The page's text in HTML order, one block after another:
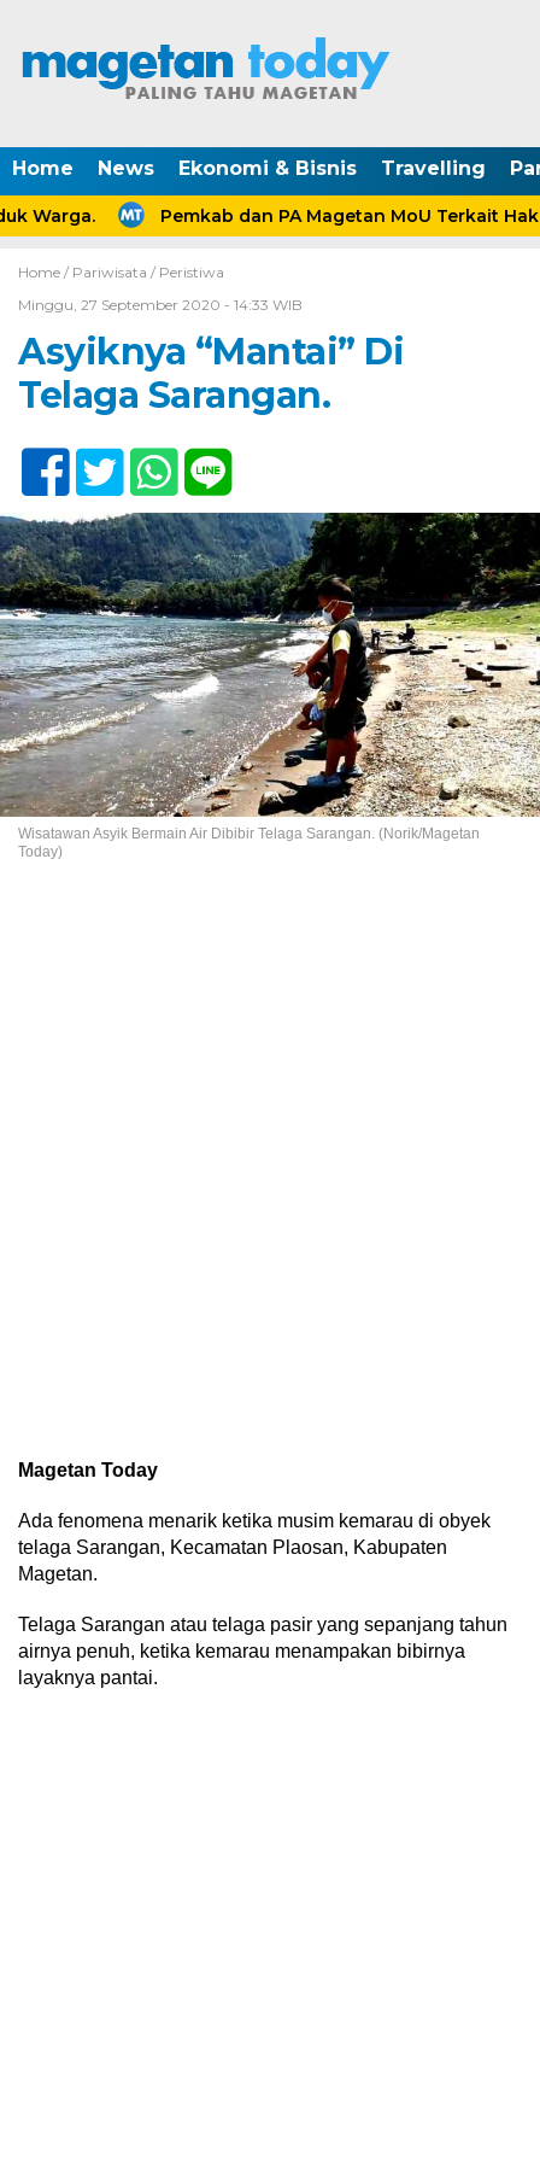
Home News Ekonomi & Bisnis Travelling
Warga. Pemkab dan PA Magetan MoU Terkait Hak
Home / Pariwisata / Peristiwa
Minggu, 27 September 2020 - 14:33 WIB
Asyiknya “Mantai” Di
Telaga Sarangan.
Wisatawan Asyik Bermain Air Dibibir Telaga Sarangan. (Norik/Magetan
Today)
Magetan Today
Ada fenomena menarik ketika musim kemarau di obyek
telaga Sarangan, Kecamatan Plaosan, Kabupaten
Magetan.
Telaga Sarangan atau telaga pasir yang sepanjang tahun
airnya penuh, ketika kemarau menampakan bibirnya
layaknya pantai.